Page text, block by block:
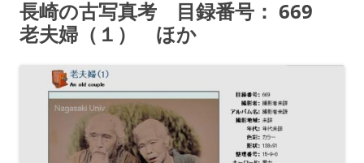
ス
キ
長崎の古写真考 目録番号： 669
老夫婦（１） ほか